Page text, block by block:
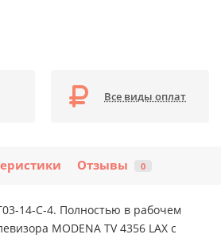
Все виды оплат
Отзывы 0
14-C-4. Полностью в рабочем
MODENA TV 4356 LAX с